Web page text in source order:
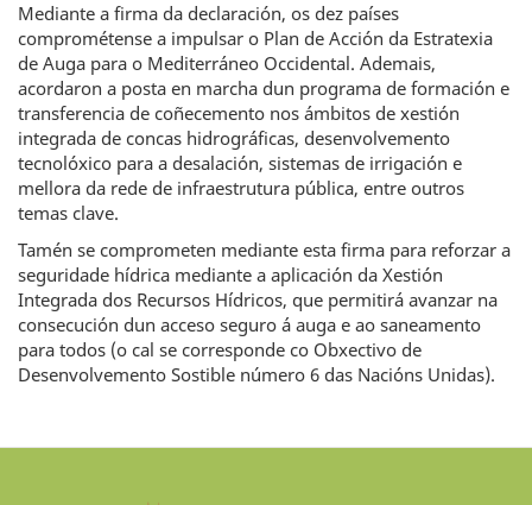
Mediante a firma da declaración, os dez países
comprométense a impulsar o Plan de Acción da Estratexia
de Auga para o Mediterráneo Occidental. Ademais,
acordaron a posta en marcha dun programa de formación e
transferencia de coñecemento nos ámbitos de xestión
integrada de concas hidrográficas, desenvolvemento
tecnolóxico para a desalación, sistemas de irrigación e
mellora da rede de infraestrutura pública, entre outros
temas clave.
Tamén se comprometen mediante esta firma para reforzar a
seguridade hídrica mediante a aplicación da Xestión
Integrada dos Recursos Hídricos, que permitirá avanzar na
consecución dun acceso seguro á auga e ao saneamento
para todos (o cal se corresponde co Obxectivo de
Desenvolvemento Sostible número 6 das Nacións Unidas).